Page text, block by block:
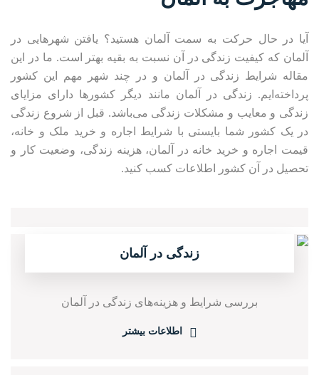
آیا در حال حرکت به سمت آلمان هستید؟ یافتن شهرهایی در
آلمان که کیفیت زندگی در آن نسبت به بقیه بهتر است. ما در این
مقاله شرایط زندگی در آلمان و در چند شهر مهم این کشور
پرداخته‌ایم. زندگی در آلمان مانند دیگر کشورها دارای مزایای
زندگی و معایب و مشکلات زندگی می‌باشد. قبل از شروع زندگی
در یک کشور شما بایستی با شرایط اجاره و خرید ملک و خانه،
قیمت اجاره و خرید خانه در آلمان، هزینه زندگی، وضعیت کار و
تحصیل در آن کشور اطلاعات کسب کنید.
زندگی در آلمان
بررسی شرایط و هزینه‌های زندگی در آلمان
اطلاعات بیشتر